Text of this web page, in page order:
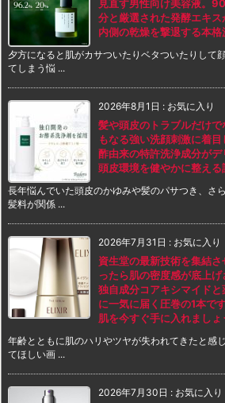
見直す男性向け美容液。
分と厳選された発酵エキ
内側の乾燥を撃退する本格
夕方になると肌がカサついたりベタついたりして
てしまう悩 ...
2026年8月1日 : お気に入り
髪や頭皮のトラブルだけ
もなる強い洗顔刺激に着
酢由来の特許洗浄成分が
頭皮環境を健やかに整える
長年悩んでいた頭皮のかゆみや髪のパサつき、さ
髪料が関係 ...
2026年7月31日 : お気に入り
資生堂の最新技術を集結
ったら肌の密度感が底上げ
独自成分コアキシマイド
に一気に届く圧巻の1本で
肌を今すぐ手に入れましょ
年齢とともに肌のハリやツヤが失われてきたと感
てほしい画 ...
2026年7月30日 : お気に入り